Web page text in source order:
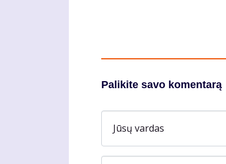
Palikite savo komentarą
Jūsų vardas